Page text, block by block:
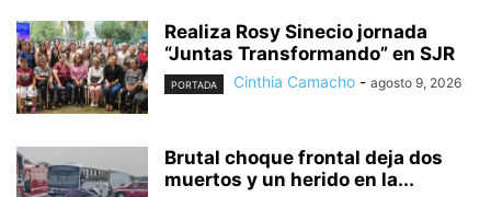
Realiza Rosy Sinecio jornada
“Juntas Transformando” en SJR
PORTADA Cinthia Camacho - agosto 9, 2026
Brutal choque frontal deja dos
muertos y un herido en la...